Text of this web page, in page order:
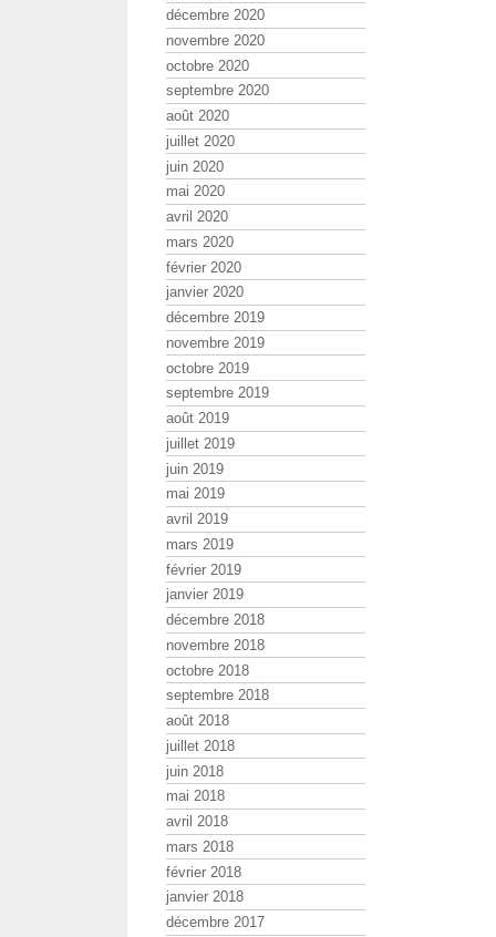
décembre 2020
novembre 2020
octobre 2020
septembre 2020
août 2020
juillet 2020
juin 2020
mai 2020
avril 2020
mars 2020
février 2020
janvier 2020
décembre 2019
novembre 2019
octobre 2019
septembre 2019
août 2019
juillet 2019
juin 2019
mai 2019
avril 2019
mars 2019
février 2019
janvier 2019
décembre 2018
novembre 2018
octobre 2018
septembre 2018
août 2018
juillet 2018
juin 2018
mai 2018
avril 2018
mars 2018
février 2018
janvier 2018
décembre 2017